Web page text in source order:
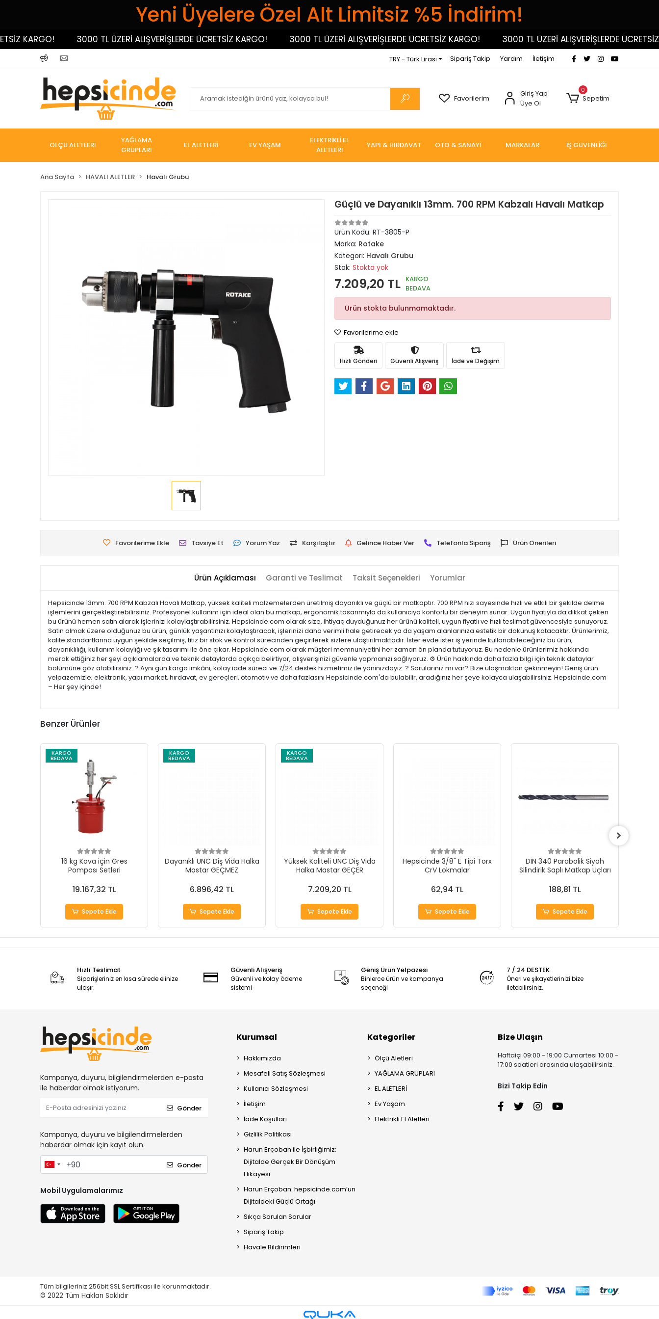
Yeni Üyelere Özel Alt Limitsiz %5 İndirim!
KARGO! 3000 TL ÜZERİ ALIŞVERİŞLERDE ÜCRETSİZ KARGO! 3000 TL ÜZERİ ALIŞVERİŞLERDE ÜCRETSİZ KARGO! 3000 TL ÜZERİ ALIŞVERİŞLERDE ÜCRETSİZ
TRY - Türk Lirası Sipariş Takip Yardım İletişim
Favorilerim
Giriş Yap
Üye Ol
0
Sepetim
ÖLÇÜ ALETLERİ
YAĞLAMA
GRUPLARI
EL ALETLERİ EV YAŞAM
ELEKTRİKLİ EL
ALETLERİ
YAPI & HIRDAVAT OTO & SANAYİ MARKALAR İŞ GÜVENLİĞİ
Ana Sayfa HAVALI ALETLER Havalı Grubu
Güçlü ve Dayanıklı 13mm. 700 RPM Kabzalı Havalı Matkap
Ürün Kodu: RT-3805-P
Marka: Rotake
Kategori: Havalı Grubu
Stok: Stokta yok
7.209,20 TL KARGO
BEDAVA
Ürün stokta bulunmamaktadır.
Favorilerime ekle
Hızlı Gönderi Güvenli Alışveriş İade ve Değişim
Favorilerime Ekle Tavsiye Et Yorum Yaz Karşılaştır Gelince Haber Ver Telefonla Sipariş Ürün Önerileri
Ürün Açıklaması Garanti ve Teslimat Taksit Seçenekleri Yorumlar
Hepsicinde 13mm. 700 RPM Kabzalı Havalı Matkap, yüksek kaliteli malzemelerden üretilmiş dayanıklı ve güçlü bir matkaptır. 700 RPM hızı sayesinde hızlı ve etkili bir şekilde delme
işlemlerini gerçekleştirebilirsiniz. Profesyonel kullanım için ideal olan bu matkap, ergonomik tasarımıyla da kullanıcıya konforlu bir deneyim sunar. Uygun fiyatıyla da dikkat çeken
bu ürünü hemen satın alarak işlerinizi kolaylaştırabilirsiniz. Hepsicinde.com olarak size, ihtiyaç duyduğunuz her ürünü kaliteli, uygun fiyatlı ve hızlı teslimat güvencesiyle sunuyoruz.
Satın almak üzere olduğunuz bu ürün, günlük yaşantınızı kolaylaştıracak, işlerinizi daha verimli hale getirecek ya da yaşam alanlarınıza estetik bir dokunuş katacaktır. Ürünlerimiz,
kalite standartlarına uygun şekilde seçilmiş, titiz bir stok ve kontrol sürecinden geçirilerek sizlere ulaştırılmaktadır. İster evde ister iş yerinde kullanabileceğiniz bu ürün,
dayanıklılığı, kullanım kolaylığı ve şık tasarımı ile öne çıkar. Hepsicinde.com olarak müşteri memnuniyetini her zaman ön planda tutuyoruz. Bu nedenle ürünlerimiz hakkında
merak ettiğiniz her şeyi açıklamalarda ve teknik detaylarda açıkça belirtiyor, alışverişinizi güvenle yapmanızı sağlıyoruz. ⚙️ Ürün hakkında daha fazla bilgi için teknik detaylar
bölümüne göz atabilirsiniz. ? Aynı gün kargo imkânı, kolay iade süreci ve 7/24 destek hizmetimiz ile yanınızdayız. ? Sorularınız mı var? Bize ulaşmaktan çekinmeyin! Geniş ürün
yelpazemizle; elektronik, yapı market, hırdavat, ev gereçleri, otomotiv ve daha fazlasını Hepsicinde.com'da bulabilir, aradığınız her şeye kolayca ulaşabilirsiniz. Hepsicinde.com
– Her şey içinde!
Benzer Ürünler
KARGO
BEDAVA
16 kg Kova için Gres
Pompası Setleri
19.167,32 TL
Sepete Ekle
KARGO
BEDAVA
Dayanıklı UNC Diş Vida Halka
Mastar GEÇMEZ
6.896,42 TL
Sepete Ekle
KARGO
BEDAVA
Yüksek Kaliteli UNC Diş Vida
Halka Mastar GEÇER
7.209,20 TL
Sepete Ekle
Hepsicinde 3/8" E Tipi Torx
CrV Lokmalar
62,94 TL
Sepete Ekle
DIN 340 Parabolik Siyah
Silindirik Saplı Matkap Uçları
188,81 TL
Sepete Ekle
Hızlı Teslimat
Siparişleriniz en kısa sürede elinize
ulaşır.
Güvenli Alışveriş
Güvenli ve kolay ödeme
sistemi
Geniş Ürün Yelpazesi
Binlerce ürün ve kampanya
seçeneği
7 / 24 DESTEK
Öneri ve şikayetlerinizi bize
iletebilirsiniz.
Kampanya, duyuru, bilgilendirmelerden e-posta
ile haberdar olmak istiyorum.
Gönder
Kampanya, duyuru ve bilgilendirmelerden
haberdar olmak için kayıt olun.
Gönder
Mobil Uygulamalarımız
Kurumsal
Hakkımızda
Mesafeli Satış Sözleşmesi
Kullanıcı Sözleşmesi
İletişim
İade Koşulları
Gizlilik Politikası
Harun Erçoban ile İşbirliğimiz:
Dijitalde Gerçek Bir Dönüşüm
Hikayesi
Harun Erçoban: hepsicinde.com’un
Dijitaldeki Güçlü Ortağı
Sıkça Sorulan Sorular
Sipariş Takip
Havale Bildirimleri
Kategoriler
Ölçü Aletleri
YAĞLAMA GRUPLARI
EL ALETLERİ
Ev Yaşam
Elektrikli El Aletleri
Bize Ulaşın
Haftaiçi 09:00 - 19:00 Cumartesi 10:00 -
17:00 saatleri arasında ulaşabilirsiniz.
Bizi Takip Edin
Tüm bilgileriniz 256bit SSL Sertifikası ile korunmaktadır.
© 2022 Tüm Hakları Saklıdır